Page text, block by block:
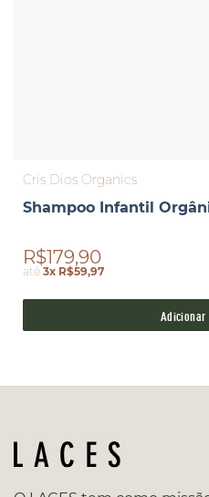
Cris Dios Organics
Shampoo Infantil
R$179,90
até3x R$59,97
Adicionar